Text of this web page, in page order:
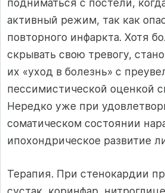
подниматься с постели,
активный режим, так как
повторного инфаркта. Хотя
скрывать свою тревогу,
их «уход в болезнь» с
пессимистической оценкой
Нередко уже при
соматическом состоянии
ипохондрическое развитие
Терапия. При стенокардии